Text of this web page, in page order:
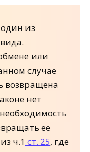
из
или
случае
возвращена
нет
ее
ч.1 ст. 25, где